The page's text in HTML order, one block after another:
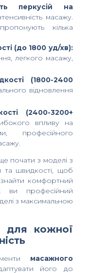
перкусій на
масажу.
кілька
(до 1800 уд/хв):
легкого масажу,
(1800-2400
відновлення
(2400-3200+
впливу на
професійного
почати з моделі з
та швидкості, щоб
комфортний
професійний
з максимальною
для кожної
масажного
його до